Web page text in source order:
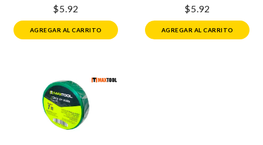
$5.92
AGREGAR AL CARRITO
$5.92
AGREGAR AL CARRITO